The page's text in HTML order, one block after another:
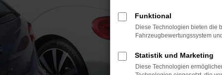
Funktional
Diese Technologien bieten die
Fahrzeugbewertungssystem
Statistik und Marketing
Diese Technologien